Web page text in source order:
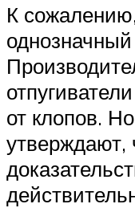
К
однозначный
от клопов.
утверждают,